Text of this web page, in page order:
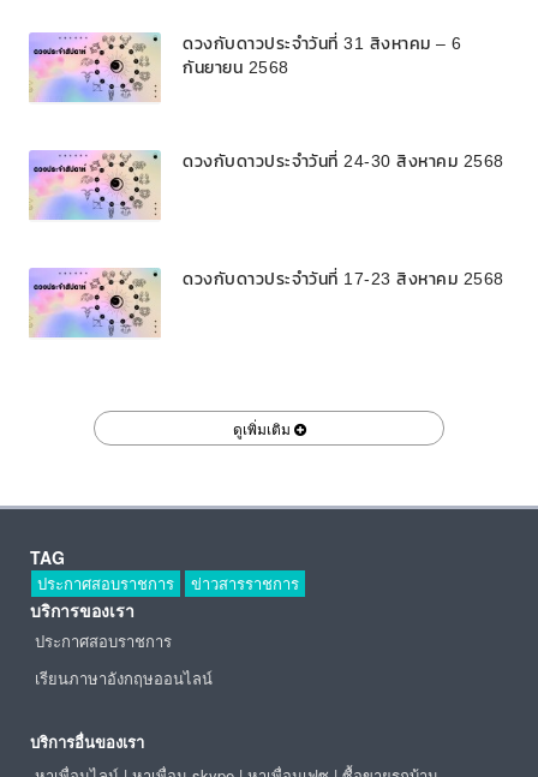
ดวงกับดาวประจำวันที่ 31 สิงหาคม – 6
กันยายน 2568
ดวงกับดาวประจำวันที่ 24-30 สิงหาคม 2568
ดวงกับดาวประจำวันที่ 17-23 สิงหาคม 2568
ดูเพิ่มเติม
TAG
ประกาศสอบราชการ ข่าวสารราชการ
บริการของเรา
ประกาศสอบราชการ
เรียนภาษาอังกฤษออนไลน์
บริการอื่นของเรา